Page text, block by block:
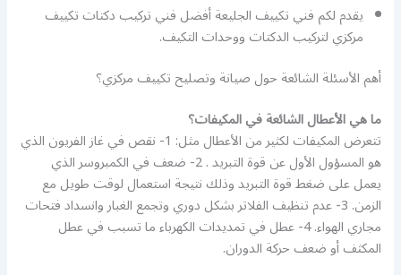
يقدم لكم فني تكييف الجليعة أفضل فني تركيب دكتات تكييف
مركزي لتركيب الدكتات ووحدات التكيف.
أهم الأسئلة الشائعة حول صيانة وتصليح تكييف مركزي؟
ما هي الأعطال الشائعة في المكيفات؟
تتعرض المكيفات لكثير من الأعطال مثل: 1- نقص في غاز الفريون الذي
هو المسؤول الأول عن قوة التبريد . 2- ضعف في الكمبروسر الذي
يعمل على ضغط قوة التبريد وذلك نتيجة استعمال لوقت طويل مع
الزمن. 3- عدم تنظيف الفلاتر بشكل دوري وتجمع الغبار وانسداد فتحات
مجاري الهواء. 4- عطل في تمديدات الكهرباء ما تسبب في عطل
المكثف أو ضعف حركة الدوران.